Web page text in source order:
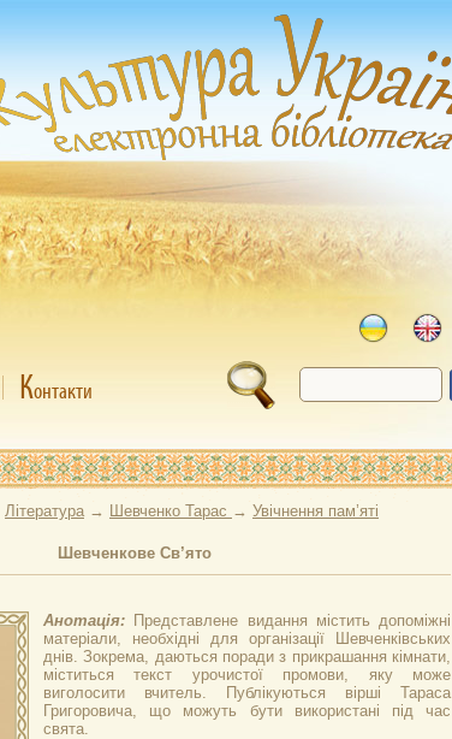
Контакти
Література → Шевченко Тарас → Увічнення пам’яті
Шевченкове Св’ято
Анотація: Представлене видання містить допоміжні
матеріали, необхідні для організації Шевченківських
днів. Зокрема, даються поради з прикрашання кімнати,
міститься текст урочистої промови, яку може
виголосити вчитель. Публікуються вірші Тараса
Григоровича, що можуть бути використані під час
свята.